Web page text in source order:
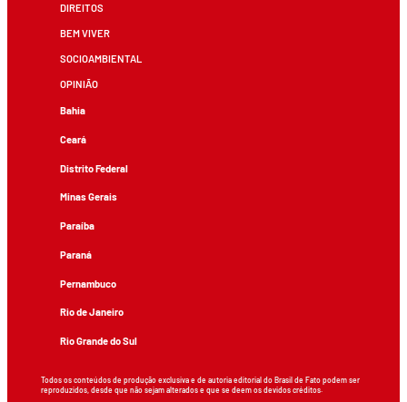
DIREITOS
BEM VIVER
SOCIOAMBIENTAL
OPINIÃO
Bahia
Ceará
Distrito Federal
Minas Gerais
Paraíba
Paraná
Pernambuco
Rio de Janeiro
Rio Grande do Sul
Todos os conteúdos de produção exclusiva e de autoria editorial do Brasil de Fato podem ser
reproduzidos, desde que não sejam alterados e que se deem os devidos créditos.